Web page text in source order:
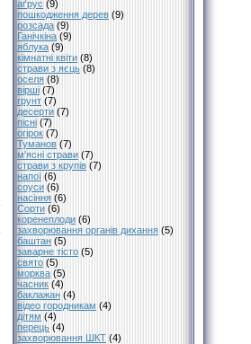
аґрус (9)
пошкодження дерев (9)
розсада (9)
Ганічкіна (9)
яблука (9)
кімнатні квіти (8)
страви з яєць (8)
оселя (8)
вірші (7)
грунт (7)
десерти (7)
пісні (7)
огірок (7)
Туманов (7)
м'ясні страви (7)
страви з крупів (7)
напої (6)
соуси (6)
насіння (6)
Сорти (6)
коренеплоди (6)
захворювання органів дихання (5)
баштан (5)
заварне тісто (5)
свято (5)
морква (5)
часник (4)
баклажан (4)
відео городникам (4)
дітям (4)
перець (4)
захворювання ШКТ (4)